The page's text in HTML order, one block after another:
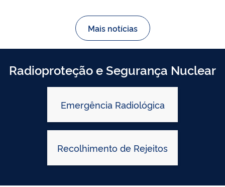
Mais notícias
Radioproteção e Segurança Nuclear
Emergência Radiológica
Recolhimento de Rejeitos